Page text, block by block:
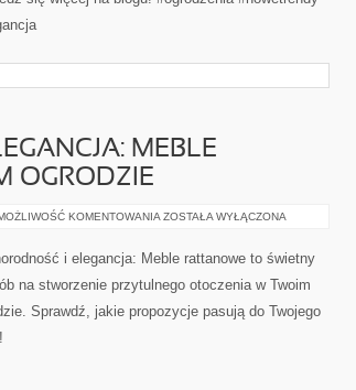
MEBLE
OGRODZIE
KOMENTOWANIA RÓŻNORODNOŚĆ
MEBLE
RATTANOWE
TWOIM
ZOSTAŁA WYŁĄCZONA
i elegancja: Meble rattanowe to świetny
na stworzenie przytulnego otoczenia w Twoim
Sprawdź, jakie propozycje pasują do Twojego